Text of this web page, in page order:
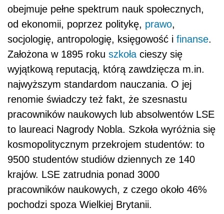
obejmuje pełne spektrum nauk społecznych,
od ekonomii, poprzez politykę, prawo,
socjologię, antropologię, księgowość i finanse.
Założona w 1895 roku szkoła cieszy się
wyjątkową reputacją, którą zawdzięcza m.in.
najwyższym standardom nauczania. O jej
renomie świadczy też fakt, że szesnastu
pracowników naukowych lub absolwentów LSE
to laureaci Nagrody Nobla. Szkoła wyróżnia się
kosmopolitycznym przekrojem studentów: to
9500 studentów studiów dziennych ze 140
krajów. LSE zatrudnia ponad 3000
pracowników naukowych, z czego około 46%
pochodzi spoza Wielkiej Brytanii.